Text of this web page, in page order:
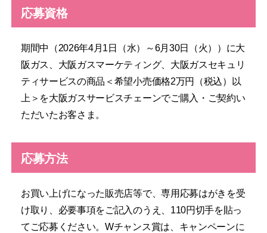
応募資格
期間中（2026年4月1日（水）～6月30日（火））に大
阪ガス、大阪ガスマーケティング、大阪ガスセキュリ
ティサービスの商品＜希望小売価格2万円（税込）以
上＞を大阪ガスサービスチェーンでご購入・ご契約い
ただいたお客さま。
応募方法
お買い上げになった販売店等で、専用応募はがきを受
け取り、必要事項をご記入のうえ、110円切手を貼っ
てご応募ください。Wチャンス賞は、キャンペーンに